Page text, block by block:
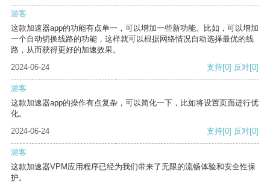
游客
这款加速器app的功能有点单一，可以增加一些新功能。比如，可以增加
一个自动切换线路的功能，这样就可以根据网络情况自动选择最优的线
路，从而获得更好的加速效果。
2024-06-24
支持[0] 反对[0]
游客
这款加速器app的操作有点复杂，可以简化一下，比如将设置页面进行优
化。
2024-06-24
支持[0] 反对[0]
游客
这款加速器VPM应用程序已经为我们带来了无限的流畅体验和安全性保
护。